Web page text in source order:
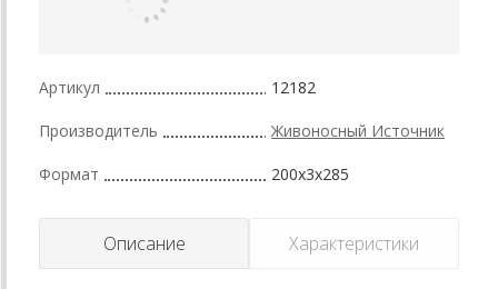
Артикул 12182
Производитель Живоносный Источник
Формат 200x3x285
Описание Характеристики